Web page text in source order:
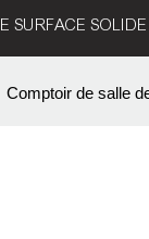
SURFACE SOLIDE
Comptoir de salle